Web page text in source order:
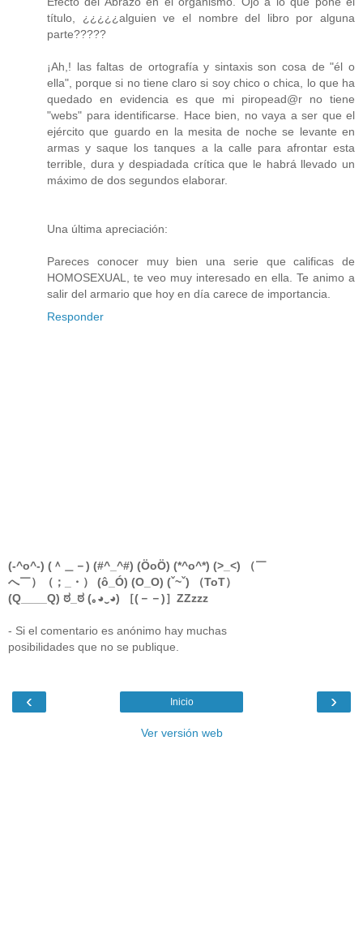
título, ¿¿¿¿¿alguien ve el nombre del libro por alguna
parte?????
¡Ah,! las faltas de ortografía y sintaxis son cosa de "él o
ella", porque si no tiene claro si soy chico o chica, lo que ha
quedado en evidencia es que mi piropead@r no tiene
"webs" para identificarse. Hace bien, no vaya a ser que el
ejército que guardo en la mesita de noche se levante en
armas y saque los tanques a la calle para afrontar esta
terrible, dura y despiadada crítica que le habrá llevado un
máximo de dos segundos elaborar.
Una última apreciación:
Pareces conocer muy bien una serie que calificas de
HOMOSEXUAL, te veo muy interesado en ella. Te animo a
salir del armario que hoy en día carece de importancia.
Responder
(-^o^-) (＾＿－) (#^_^#) (ÖoÖ) (*^o^*) (>_<) （￣
へ￣）（；_・） (ô_Ó) (O_O) (ˇ~ˇ) （ToT）
(Q____Q) ಠ_ಠ (｡◕‿◕) ［(－－)］ZZzzz
- Si el comentario es anónimo hay muchas
posibilidades que no se publique.
‹ ›
Inicio
Ver versión web